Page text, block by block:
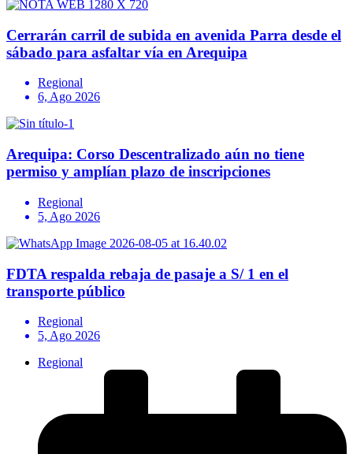
Cerrarán carril de subida en avenida Parra desde el
sábado para asfaltar vía en Arequipa
Regional
6, Ago 2026
Arequipa: Corso Descentralizado aún no tiene
permiso y amplían plazo de inscripciones
Regional
5, Ago 2026
FDTA respalda rebaja de pasaje a S/ 1 en el
transporte público
Regional
5, Ago 2026
Regional